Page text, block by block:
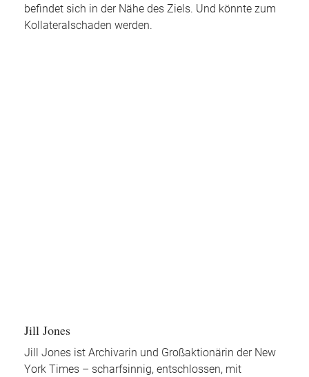
befindet sich in der Nähe des Ziels. Und könnte zum
Kollateralschaden werden.
Jill Jones
Jill Jones ist Archivarin und Großaktionärin der New
York Times – scharfsinnig, entschlossen, mit